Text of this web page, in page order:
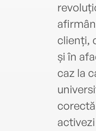
clienți,
și în
caz la